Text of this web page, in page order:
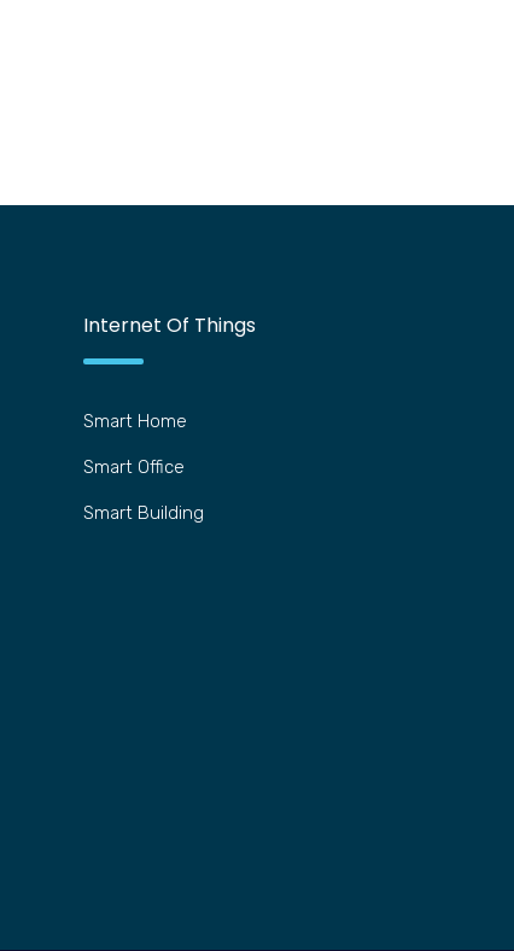
Internet Of Things
Smart Home
Smart Office
Smart Building